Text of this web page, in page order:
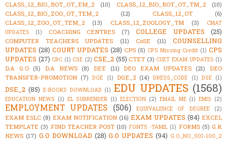
CLASS_12_BIO_BOT_OT_EM_2
(10) CLASS_12_BIO_BOT_OT_TM_2
(10)
CLASS_12_BIO_ZOO_OT_TEM_2
(12) CLASS_12_OT
(6)
CLASS_12_ZOO_OT_TEM_2
(13) CLASS_12_ZOOLOGY_TM (3)
CMAT
UPDATES
(1) COACHING CENTRES (7) COLLEGE UPDATES (25)
COMPUTER TEACHERS UPDATES (11) CoSE (11)
COUNSELLING
UPDATES (28) COURT UPDATES (28) CPS (5) CPS Missing Credit (1) CPS
UPDATES (27) CRC (1) CSE (2) CSE_2 (55) CTET (3) CUET EXAM UPDATES (1)
D.A G.O (5) D.A NEWS (8) DEE (11) DEO EXAM UPDATES (21)
DEO
TRANSFER-PROMOTION (7) DGE (1) DGE_2 (14) DRESS_CODE (1) DSE (1)
DSE_2 (85) E-BOOKS DOWNLOAD (1) EDU UPDATES (1568)
EDUCATION NEWS (1) EL SURRENDER (1) ELECTION (2) EMAIL ME (1) EMIS (2)
EMPLOYMENT UPDATES (506) EQUIVALENCE OF DEGREE (2)
EXAM ESLC (8) EXAM NOTIFICATION (16) EXAM UPDATES (84) EXCEL
TEMPLATE (3) FIND TEACHER POST (10) FONTS -TAMIL (1) FORMS (5) G.K
NEWS (17) G.O DOWNLOAD (28) G.O UPDATES (94) G.O_NO_001-100_2